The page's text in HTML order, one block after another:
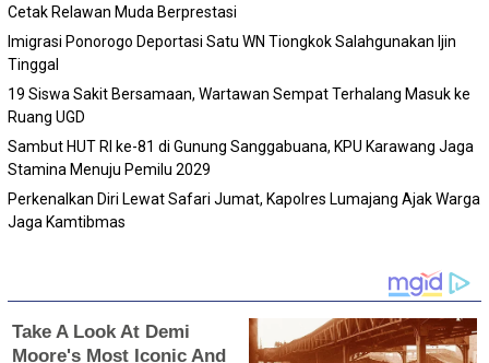
Cetak Relawan Muda Berprestasi
Imigrasi Ponorogo Deportasi Satu WN Tiongkok Salahgunakan Ijin
Tinggal
19 Siswa Sakit Bersamaan, Wartawan Sempat Terhalang Masuk ke
Ruang UGD
Sambut HUT RI ke-81 di Gunung Sanggabuana, KPU Karawang Jaga
Stamina Menuju Pemilu 2029
Perkenalkan Diri Lewat Safari Jumat, Kapolres Lumajang Ajak Warga
Jaga Kamtibmas